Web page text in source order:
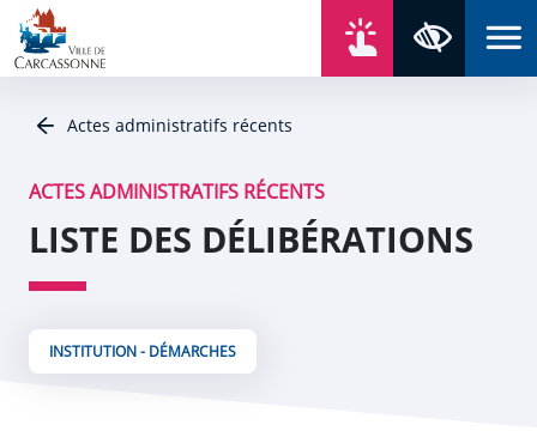
Aller au contenu
Aller au menu
Aller au plan du site
Aller à la recherche
Actes administratifs récents
ACTES ADMINISTRATIFS RÉCENTS
LISTE DES DÉLIBÉRATIONS
INSTITUTION - DÉMARCHES
Panneau de gestion des cookies